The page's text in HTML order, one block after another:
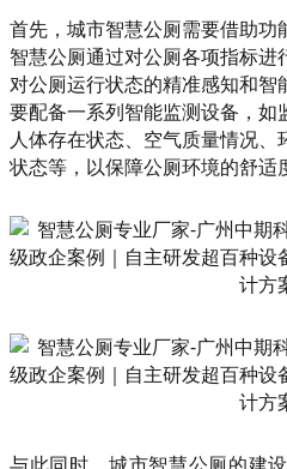
首先，城市智慧公厕需要借助
智慧公厕通过对公厕各项指标
对公厕运行状态的精准感知和
要配备一系列智能监测设备，如
人体存在状态、空气质量情况
状态等，以保障公厕环境的舒适